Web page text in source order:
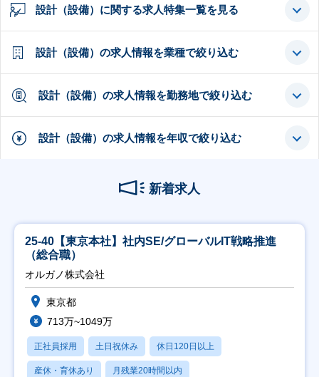
設計（設備）に関する求人特集一覧を見る
設計（設備）の求人情報を業種で絞り込む
設計（設備）の求人情報を勤務地で絞り込む
設計（設備）の求人情報を年収で絞り込む
新着求人
25-40【東京本社】社内SE/グローバルIT戦略推進
（総合職）
オルガノ株式会社
東京都
713万~1049万
正社員採用 土日祝休み 休日120日以上
産休・育休あり 月残業20時間以内